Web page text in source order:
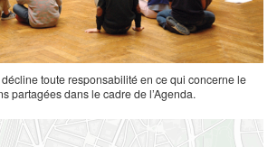
toute responsabilité en ce qui concerne le
partagées dans le cadre de l’Agenda.